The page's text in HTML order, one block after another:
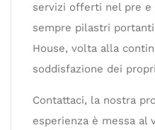
servizi offerti nel pre e
sempre pilastri
House, volta alla
soddisfazione dei
Contattaci, la nostra
esperienza è messa al